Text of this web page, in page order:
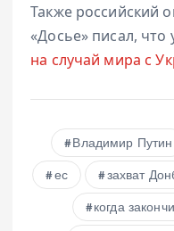
Также российский
«Досье» писал, что
на случай мира с
Владимир Путин
ес захват
когда